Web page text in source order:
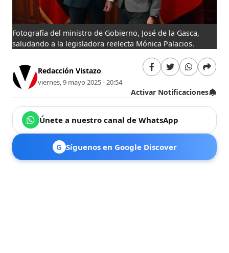
Fotografía del ministro de Gobierno, José de la Gasca,
saludando a la legisladora reelecta Mónica Palacios.
Redacción Vistazo
viernes, 9 mayo 2025 - 20:54
Activar Notificaciones
Únete a nuestro canal de WhatsApp
G Síguenos en Google Discover